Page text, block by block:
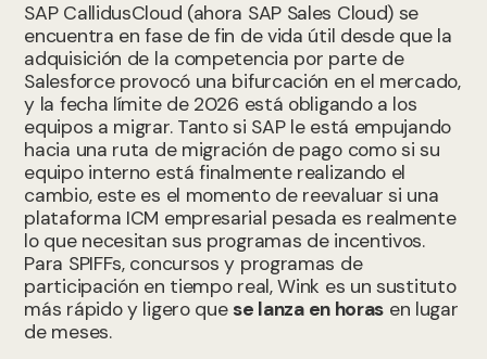
SAP CallidusCloud (ahora SAP Sales Cloud) se
encuentra en fase de fin de vida útil desde que la
adquisición de la competencia por parte de
Salesforce provocó una bifurcación en el mercado,
y la fecha límite de 2026 está obligando a los
equipos a migrar. Tanto si SAP le está empujando
hacia una ruta de migración de pago como si su
equipo interno está finalmente realizando el
cambio, este es el momento de reevaluar si una
plataforma ICM empresarial pesada es realmente
lo que necesitan sus programas de incentivos.
Para SPIFFs, concursos y programas de
participación en tiempo real, Wink es un sustituto
más rápido y ligero quese lanza en horas en lugar
de meses.